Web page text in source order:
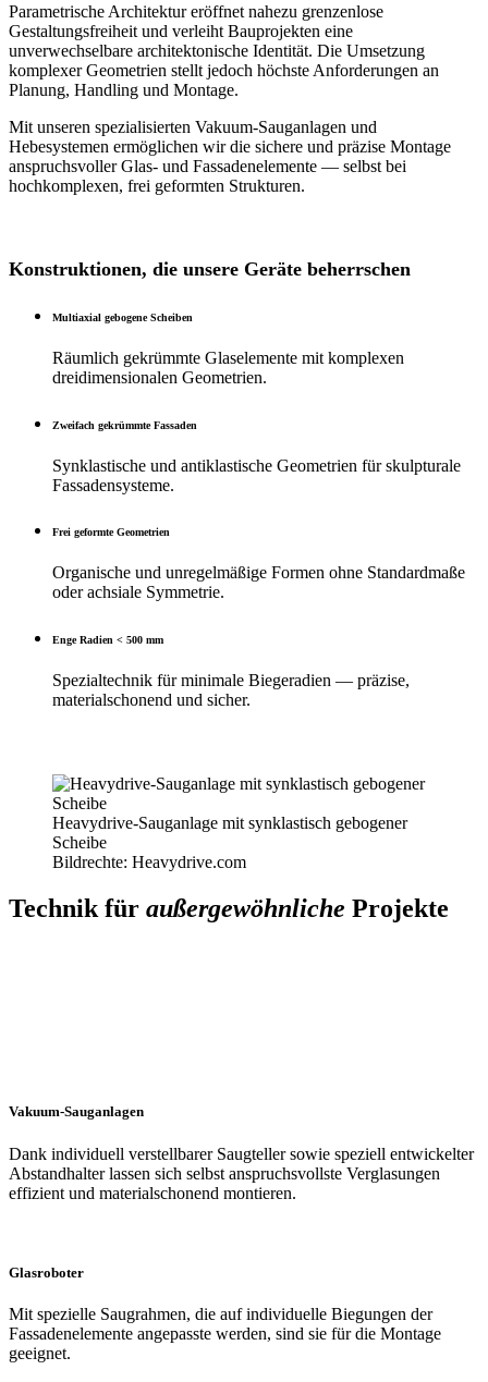
Parametrische Architektur eröffnet nahezu grenzenlose
Gestaltungsfreiheit und verleiht Bauprojekten eine
unverwechselbare architektonische Identität. Die Umsetzung
komplexer Geometrien stellt jedoch höchste Anforderungen an
Planung, Handling und Montage.
Mit unseren spezialisierten Vakuum-Sauganlagen und
Hebesystemen ermöglichen wir die sichere und präzise Montage
anspruchsvoller Glas- und Fassadenelemente — selbst bei
hochkomplexen, frei geformten Strukturen.
Konstruktionen, die unsere Geräte beherrschen
Multiaxial gebogene Scheiben
Räumlich gekrümmte Glaselemente mit komplexen
dreidimensionalen Geometrien.
Zweifach gekrümmte Fassaden
Synklastische und antiklastische Geometrien für skulpturale
Fassadensysteme.
Frei geformte Geometrien
Organische und unregelmäßige Formen ohne Standardmaße
oder achsiale Symmetrie.
Enge Radien < 500 mm
Spezialtechnik für minimale Biegeradien — präzise,
materialschonend und sicher.
Heavydrive-Sauganlage mit synklastisch gebogener
Scheibe
Bildrechte: Heavydrive.com
Technik für außergewöhnliche Projekte
Vakuum-Sauganlagen
Dank individuell verstellbarer Saugteller sowie speziell entwickelter
Abstandhalter lassen sich selbst anspruchsvollste Verglasungen
effizient und materialschonend montieren.
Glasroboter
Mit spezielle Saugrahmen, die auf individuelle Biegungen der
Fassadenelemente angepasste werden, sind sie für die Montage
geeignet.